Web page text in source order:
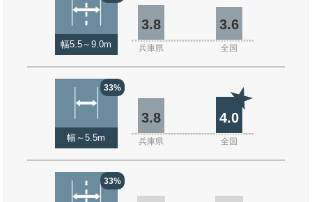
幅5.5～9.0m
3.8 3.6
兵庫県 全国
33%
幅～5.5m
3.8 4.0
兵庫県 全国
33%